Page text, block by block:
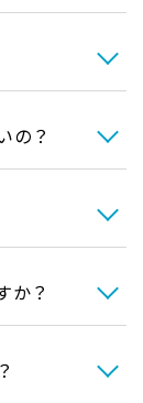
の？
か？